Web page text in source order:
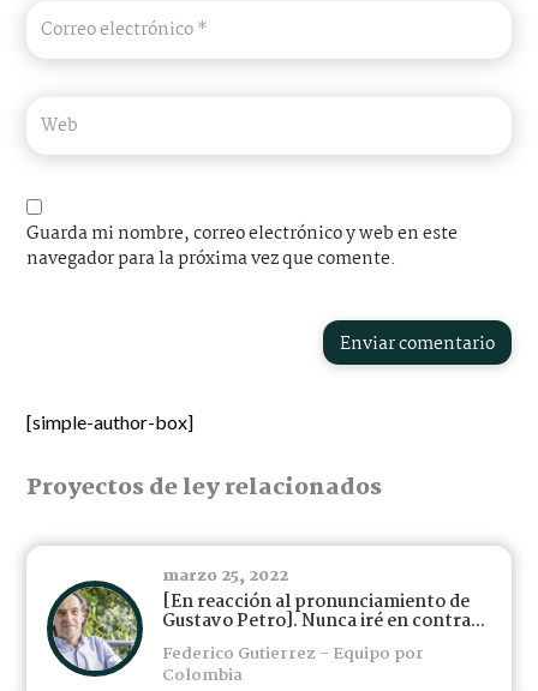
Guarda mi nombre, correo electrónico y web en este
navegador para la próxima vez que comente.
Enviar comentario
[simple-author-box]
Proyectos de ley relacionados
marzo 25, 2022
[En reacción al pronunciamiento de
Gustavo Petro]. Nunca iré en contra...
Federico Gutierrez - Equipo por
Colombia